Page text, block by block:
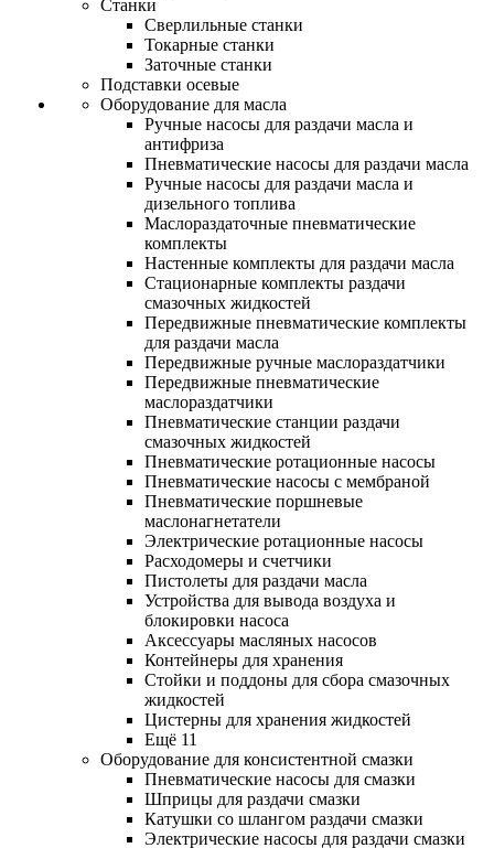
Станки
Сверлильные станки
Токарные станки
Заточные станки
Подставки осевые
Оборудование для масла
Ручные насосы для раздачи масла и
антифриза
Пневматические насосы для раздачи масла
Ручные насосы для раздачи масла и
дизельного топлива
Маслораздаточные пневматические
комплекты
Настенные комплекты для раздачи масла
Стационарные комплекты раздачи
смазочных жидкостей
Передвижные пневматические комплекты
для раздачи масла
Передвижные ручные маслораздатчики
Передвижные пневматические
маслораздатчики
Пневматические станции раздачи
смазочных жидкостей
Пневматические ротационные насосы
Пневматические насосы с мембраной
Пневматические поршневые
маслонагнетатели
Электрические ротационные насосы
Расходомеры и счетчики
Пистолеты для раздачи масла
Устройства для вывода воздуха и
блокировки насоса
Аксессуары масляных насосов
Контейнеры для хранения
Стойки и поддоны для сбора смазочных
жидкостей
Цистерны для хранения жидкостей
Ещё 11
Оборудование для консистентной смазки
Пневматические насосы для смазки
Шприцы для раздачи смазки
Катушки со шлангом раздачи смазки
Электрические насосы для раздачи смазки